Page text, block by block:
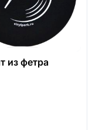
из фетра